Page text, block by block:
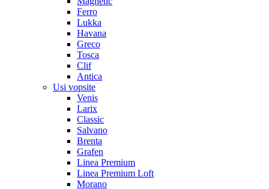
Ferro
Lukka
Havana
Greco
Tosca
Clif
Antica
Usi vopsite
Venis
Larix
Classic
Salvano
Brenta
Grafen
Linea Premium
Linea Premium Loft
Morano